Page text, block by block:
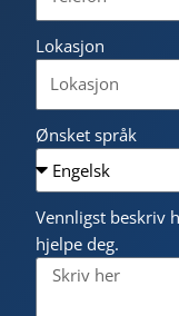
Lokasjon
Ønsket språk
Vennligst beskriv
hjelpe deg.